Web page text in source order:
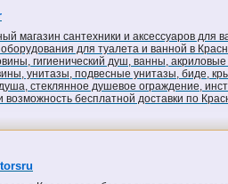
магазин сантехники и аксессуаров для
оборудования для туалета и ванной в
гигиенический душ, ванны,
унитазы, подвесные унитазы, биде,
стеклянное душевое ограждение,
бесплатной доставки по